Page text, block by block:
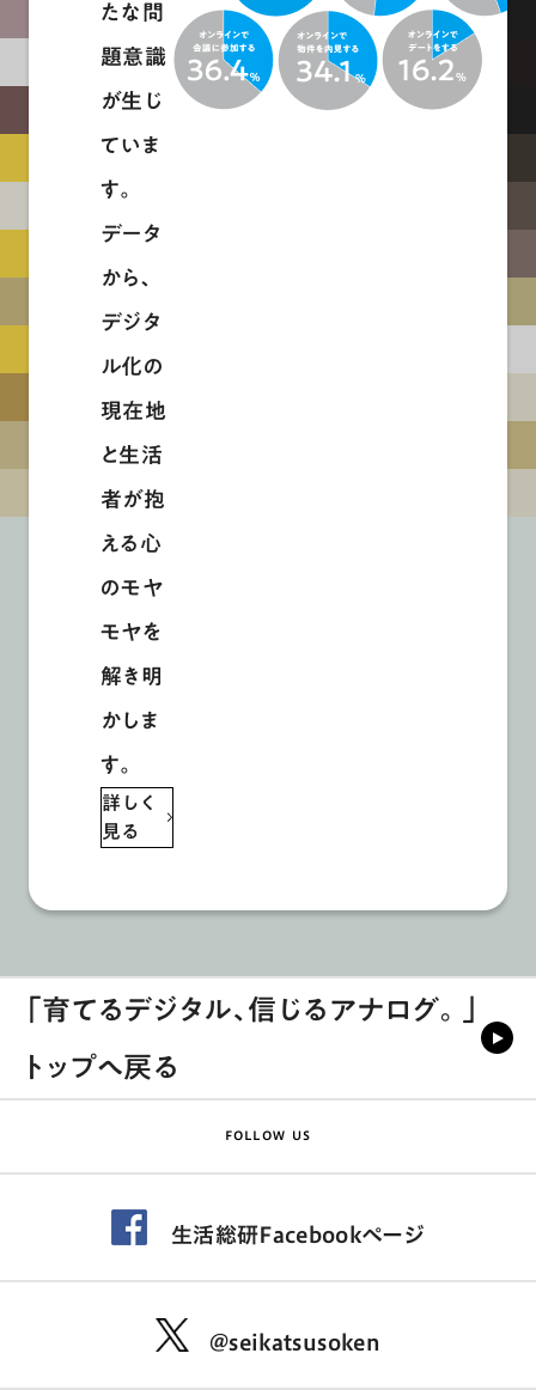
たな問
題意識
が生じ
ていま
す。
データ
から、
デジタ
ル化の
現在地
と生活
者が抱
える心
のモヤ
モヤを
解き明
かしま
す。
詳しく
見る
「育てるデジタル､信じるアナログ。」
トップへ戻る
FOLLOW US
生活総研Facebookページ
@seikatsusoken